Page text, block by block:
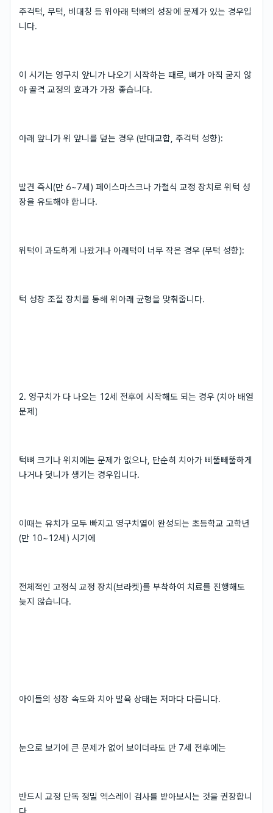
주걱턱, 무턱, 비대칭 등 위아래 턱뼈의 성장에 문제가 있는 경우입
니다.
이 시기는 영구치 앞니가 나오기 시작하는 때로, 뼈가 아직 굳지 않
아 골격 교정의 효과가 가장 좋습니다.
아래 앞니가 위 앞니를 덮는 경우 (반대교합, 주걱턱 성향):
발견 즉시(만 6~7세) 페이스마스크나 가철식 교정 장치로 위턱 성
장을 유도해야 합니다.
위턱이 과도하게 나왔거나 아래턱이 너무 작은 경우 (무턱 성향):
턱 성장 조절 장치를 통해 위아래 균형을 맞춰줍니다.
2. 영구치가 다 나오는 12세 전후에 시작해도 되는 경우 (치아 배열
문제)
턱뼈 크기나 위치에는 문제가 없으나, 단순히 치아가 삐뚤빼뚤하게
나거나 덧니가 생기는 경우입니다.
이때는 유치가 모두 빠지고 영구치열이 완성되는 초등학교 고학년
(만 10~12세) 시기에
전체적인 고정식 교정 장치(브라켓)를 부착하여 치료를 진행해도
늦지 않습니다.
아이들의 성장 속도와 치아 발육 상태는 저마다 다릅니다.
눈으로 보기에 큰 문제가 없어 보이더라도 만 7세 전후에는
반드시 교정 단독 정밀 엑스레이 검사를 받아보시는 것을 권장합니
다.